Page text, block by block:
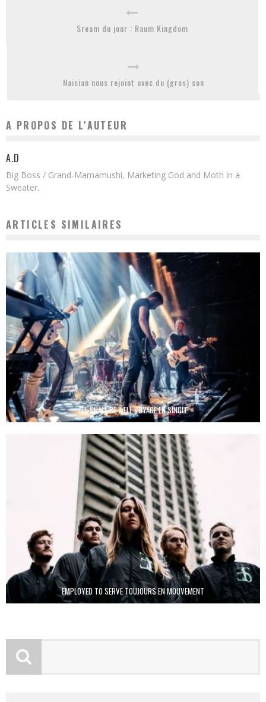
Sream du jour : Raum Kingdom
Naisian nous rejoint avec du (gros) son
A PROPOS DE L'AUTEUR
A.D
Big Boss / Grand-Mamamushi, Marketing God and Moth in a
Sweater.
ARTICLES SIMILAIRES
ALL SHALL BE WELL VOYAGE EN SINGLE
EMPLOYED TO SERVE TOUJOURS EN MOUVEMENT